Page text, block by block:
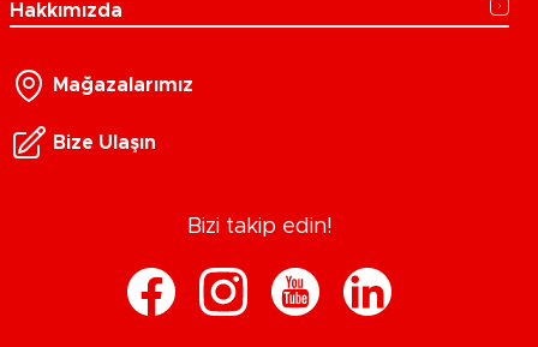
Hakkımızda
Mağazalarımız
Bize Ulaşın
Bizi takip edin!